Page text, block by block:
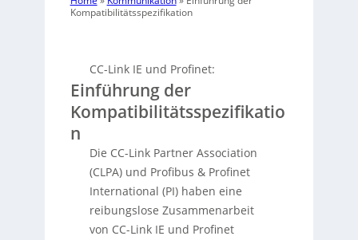
Kompatibilitätsspezifikation
CC-Link IE und Profinet:
Einführung der
Kompatibilitätsspezifikatio
n
Die CC-Link Partner Association
(CLPA) und Profibus & Profinet
International (PI) haben eine
reibungslose Zusammenarbeit
von CC-Link IE und Profinet